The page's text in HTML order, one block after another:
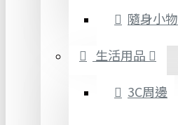
隨身小物
生活用品
3C周邊